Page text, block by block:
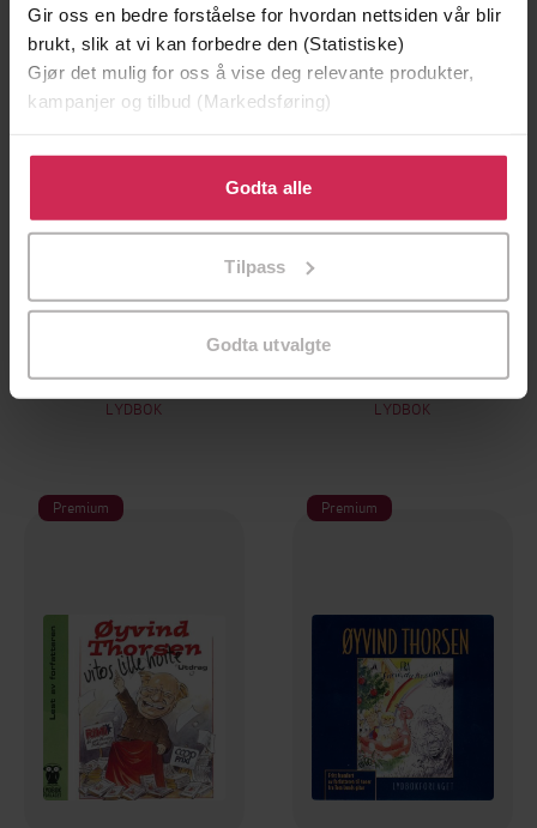
Gir oss en bedre forståelse for hvordan nettsiden vår blir
brukt, slik at vi kan forbedre den (Statistiske)
Gjør det mulig for oss å vise deg relevante produkter,
kampanjer og tilbud (Markedsføring)
Klikk på «Godta alle» for å gi oss ditt samtykke til å
bruke cookies for alle disse formålene. Du kan også
tilpasse ditt samtykke til spesifikke formål ved å klikke
Godta alle
Tilpass
Godta utvalgte
199,-
Øyvind Thorsen
LYDBOK
249,-
Øyvind Thorsen
LYDBOK
Premium Premium